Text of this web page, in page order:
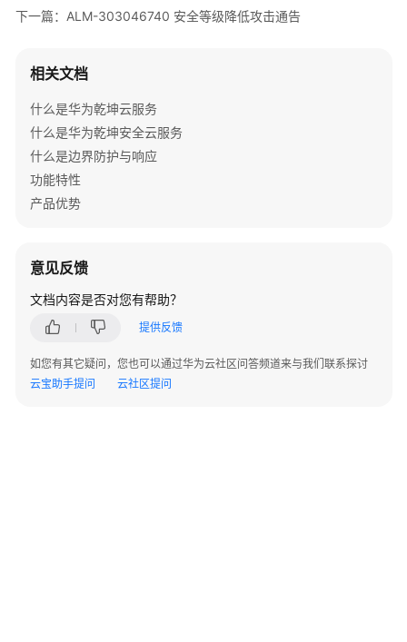
V500
FW
警
V200
版
本
LSW
告
警
WAC&AP
告
警
下一篇：ALM-303046740 安全等级降低攻击通告
相关文档
什么是华为乾坤云服务
什么是华为乾坤安全云服务
什么是边界防护与响应
功能特性
产品优势
意见反馈
文档内容是否对您有帮助？
提供反馈
如您有其它疑问，您也可以通过华为云社区问答频道来与我们联系探讨
云宝助手提问
云社区提问